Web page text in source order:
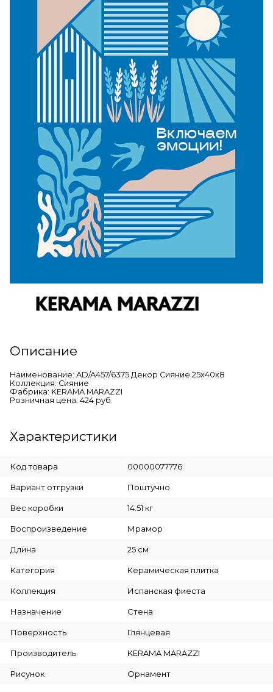
Описание
Наименование: AD/A457/6375 Декор Сияние 25x40x8
Коллекция: Сияние
Фабрика: KERAMA MARAZZI
Розничная цена: 424 руб.
Характеристики
Код товара 00000077776
Вариант отгрузки Поштучно
Вес коробки 14.51 кг
Воспроизведение Мрамор
Длина 25 см
Категория Керамическая плитка
Коллекция Испанская фиеста
Назначение Стена
Поверхность Глянцевая
Производитель KERAMA MARAZZI
Рисунок Орнамент